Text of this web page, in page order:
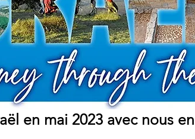
en mai 2023 avec nous